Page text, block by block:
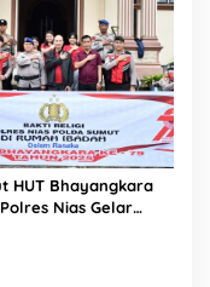
HUT Bhayangkara
Nias Gelar